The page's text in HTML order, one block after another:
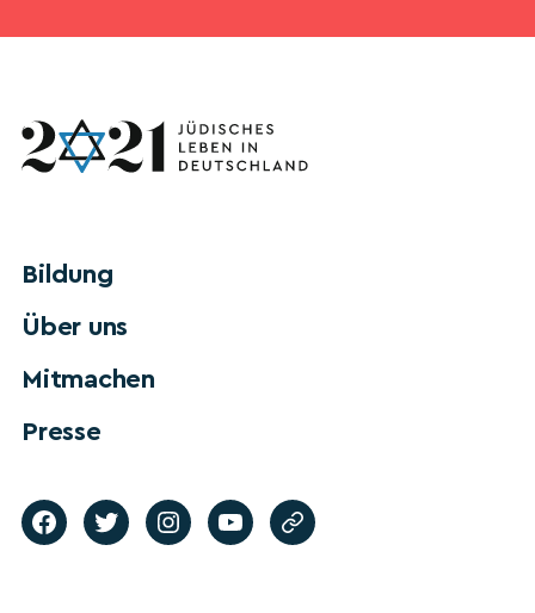
Bildung
Über uns
Mitmachen
Presse